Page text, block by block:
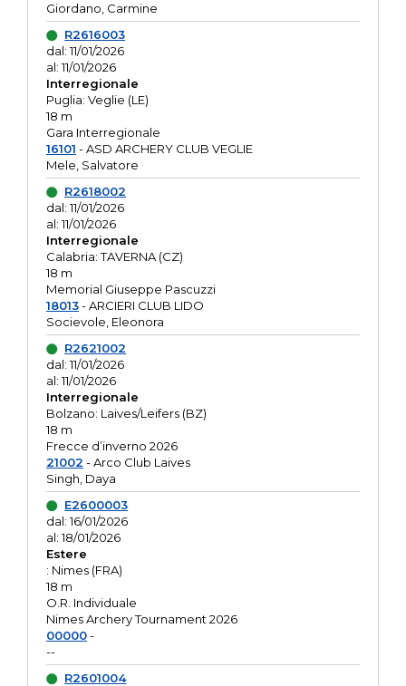
Giordano, Carmine
R2616003
dal: 11/01/2026
al: 11/01/2026
Interregionale
Puglia: Veglie (LE)
18 m
Gara Interregionale
16101 - ASD ARCHERY CLUB VEGLIE
Mele, Salvatore
R2618002
dal: 11/01/2026
al: 11/01/2026
Interregionale
Calabria: TAVERNA (CZ)
18 m
Memorial Giuseppe Pascuzzi
18013- ARCIERI CLUB LIDO
Socievole, Eleonora
R2621002
dal: 11/01/2026
al: 11/01/2026
Interregionale
Bolzano: Laives/Leifers (BZ)
18 m
Frecce d’inverno 2026
21002 - Arco Club Laives
Singh, Daya
E2600003
dal: 16/01/2026
al: 18/01/2026
Estere
: Nimes (FRA)
18 m
O.R. Individuale
Nimes Archery Tournament 2026
00000-
--
R2601004